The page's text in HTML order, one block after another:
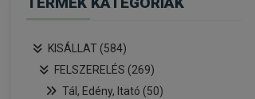
KISÁLLAT (584)
FELSZERELÉS (269)
Tál, Edény, Itató (50)